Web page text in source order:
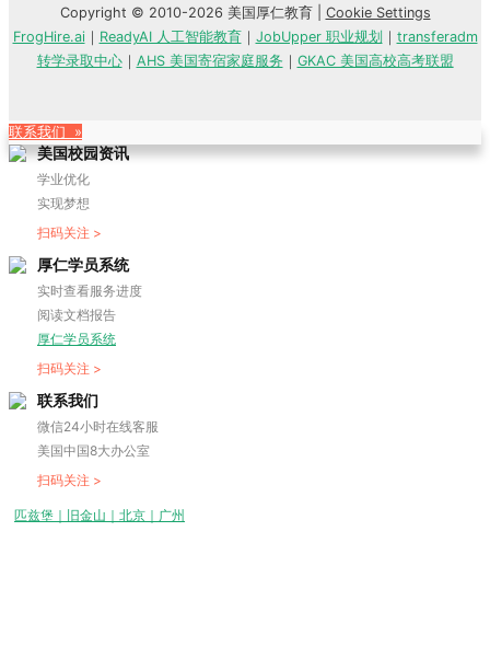
Copyright © 2010-2026 美国厚仁教育 | Cookie Settings
FrogHire.ai｜ ReadyAI 人工智能教育｜ JobUpper 职业规划 ｜ transferadm
转学录取中心｜ AHS 美国寄宿家庭服务 ｜ GKAC 美国高校高考联盟
联系我们 »
美国校园资讯
学业优化
实现梦想
扫码关注 >
厚仁学员系统
实时查看服务进度
阅读文档报告
厚仁学员系统
扫码关注 >
联系我们
微信24小时在线客服
美国中国8大办公室
扫码关注 >
匹兹堡｜旧金山｜北京｜广州